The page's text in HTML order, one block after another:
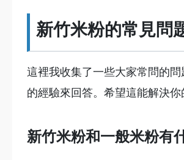
新竹米粉的常見問
這裡我收集了一些大家常問的
的經驗來回答。希望這能解決你
新竹米粉和一般米粉有